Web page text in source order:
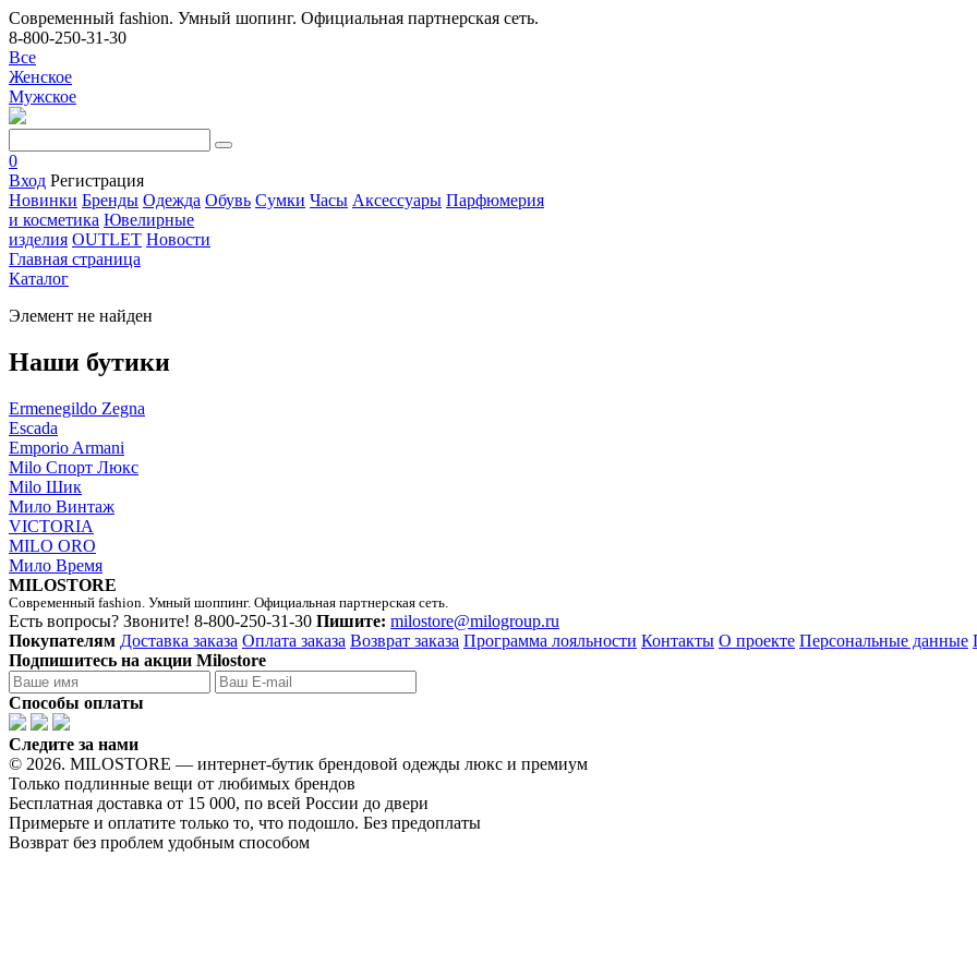
Современный fashion. Умный шопинг. Официальная партнерская сеть.
8-800-250-31-30
Все
Женское
Мужское
0
Вход Регистрация
Новинки Бренды Одежда Обувь Сумки Часы Аксессуары Парфюмерия
и косметика Ювелирные
изделия OUTLET Новости
Главная страница
Каталог
Элемент не найден
Наши бутики
Ermenegildo Zegna
Escada
Emporio Armani
Milo Спорт Люкс
Milo Шик
Мило Винтаж
VICTORIA
MILO ORO
Мило Время
MILOSTORE
Современный fashion. Умный шоппинг. Официальная партнерская сеть.
Есть вопросы? Звоните! 8-800-250-31-30 Пишите: milostore@milogroup.ru
Покупателям Доставка заказа Оплата заказа Возврат заказа Программа лояльности Контакты О проекте Персональные данные
Подпишитесь на акции Milostore
Способы оплаты
Следите за нами
© 2026. MILOSTORE — интернет-бутик брендовой одежды люкс и премиум
Только подлинные вещи от любимых брендов
Бесплатная доставка от 15 000, по всей России до двери
Примерьте и оплатите только то, что подошло. Без предоплаты
Возврат без проблем удобным способом